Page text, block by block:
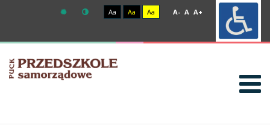
Aa Aa Aa A- A A+